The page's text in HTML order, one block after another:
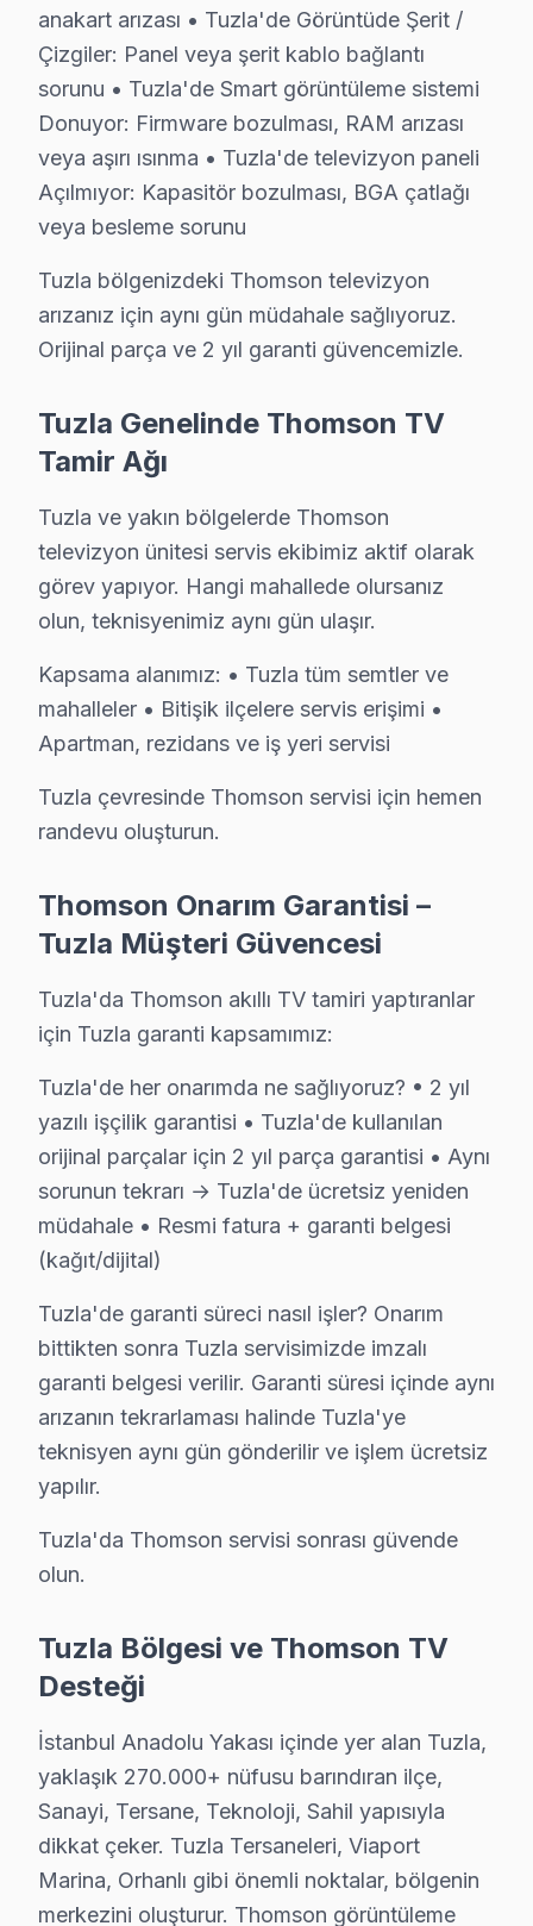
Aydıntepe'de Thomson TV Servisi
Aydıntepe Mahallesi, sakinleri için doğayla iç içe bir
Cami'de Thomson TV Servisi
Cami Mahallesi, hem tarihi yapıları hem de modern
Evliya Çelebi'de Thomson TV Servisi
Fatih'te Thomson TV Servisi
Fatih Mahallesi, dolu bir kültürel geçmişe sahip olup,
İçmeler'de Thomson TV Servisi
İçmeler Mahallesi, sahil kenarında yer alması
İstasyon'da Thomson TV Servisi
İstasyon Mahallesi, hızlı ulaşım olanakları ve
Mescit'te Thomson TV Servisi
Orhanlı'da Thomson TV Servisi
Orhanlı, sanayinin ve ticaretin yoğun olduğu bir
Postane'de Thomson TV Servisi
Postane Mahallesi, tarihi bir geçmişe sahip olmanın
Şifa'da Thomson TV Servisi
Şifa Mahallesi, son yıllarda hızlı bir şekilde gelişen
Tepeören'de Thomson TV Servisi
Tepeören, doğal güzellikleriyle bilinen, sakin bir
Yayla'da Thomson TV Servisi
Yayla Mahallesi, farklı sosyo-ekonomik grupların bir
Thomson Teknoloji Evrimi ve Tamir
Tuzla, tarihi boyunca çeşitli medeniyetlere ev
Fiyatları etkileyen birkaç faktör bulunmaktadır.
Tuzla'de Thomson Servisi: Fabrika Servis'in
Tuzla, tarih boyunca ticaretin ve sanayinin merkezi
Tuzla'da Fabrika Servis'in avantajları arasında
Thomson televizyon'niz tamir edilebilir mi? Tuzla'da
Fabrika Servis — Tuzla Tersaneleri dahil Tuzla
Neden Tuzla'de Thomson teknik desteği
Tuzla Thomson TV Ekran Anakart Profesyonel Servis ve Tamir
Tuzla'da Thomson akıllı TV'niz bozulduğunda
• Tuzla'de 25+ sertifikalı teknisyen Thomson LED
anakart arızası • Tuzla'de Görüntüde Şerit /
Çizgiler: Panel veya şerit kablo bağlantı
sorunu • Tuzla'de Smart görüntüleme sistemi
Donuyor: Firmware bozulması, RAM arızası
veya aşırı ısınma • Tuzla'de televizyon paneli
Açılmıyor: Kapasitör bozulması, BGA çatlağı
veya besleme sorunu
Tuzla bölgenizdeki Thomson televizyon
arızanız için aynı gün müdahale sağlıyoruz.
Orijinal parça ve 2 yıl garanti güvencemizle.
Tuzla Genelinde Thomson TV
Tamir Ağı
Tuzla ve yakın bölgelerde Thomson
televizyon ünitesi servis ekibimiz aktif olarak
görev yapıyor. Hangi mahallede olursanız
olun, teknisyenimiz aynı gün ulaşır.
Kapsama alanımız: • Tuzla tüm semtler ve
mahalleler • Bitişik ilçelere servis erişimi •
Apartman, rezidans ve iş yeri servisi
Tuzla çevresinde Thomson servisi için hemen
randevu oluşturun.
Thomson Onarım Garantisi –
Tuzla Müşteri Güvencesi
Tuzla'da Thomson akıllı TV tamiri yaptıranlar
için Tuzla garanti kapsamımız:
Tuzla'de her onarımda ne sağlıyoruz? • 2 yıl
yazılı işçilik garantisi • Tuzla'de kullanılan
orijinal parçalar için 2 yıl parça garantisi • Aynı
sorunun tekrarı → Tuzla'de ücretsiz yeniden
müdahale • Resmi fatura + garanti belgesi
(kağıt/dijital)
Tuzla'de garanti süreci nasıl işler? Onarım
bittikten sonra Tuzla servisimizde imzalı
garanti belgesi verilir. Garanti süresi içinde aynı
arızanın tekrarlaması halinde Tuzla'ye
teknisyen aynı gün gönderilir ve işlem ücretsiz
yapılır.
Tuzla'da Thomson servisi sonrası güvende
olun.
Tuzla Bölgesi ve Thomson TV
Desteği
İstanbul Anadolu Yakası içinde yer alan Tuzla,
yaklaşık 270.000+ nüfusu barındıran ilçe,
Sanayi, Tersane, Teknoloji, Sahil yapısıyla
dikkat çeker. Tuzla Tersaneleri, Viaport
Marina, Orhanlı gibi önemli noktalar, bölgenin
merkezini oluşturur. Thomson görüntüleme